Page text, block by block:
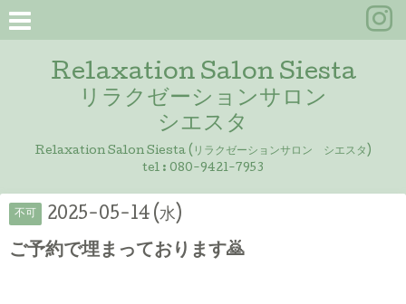
Relaxation Salon Siesta
リラクゼーションサロン
シエスタ
Relaxation Salon Siesta (リラクゼーションサロン シエスタ)
tel : 080-9421-7953
不可 2025-05-14 (水)
ご予約で埋まっております🙇